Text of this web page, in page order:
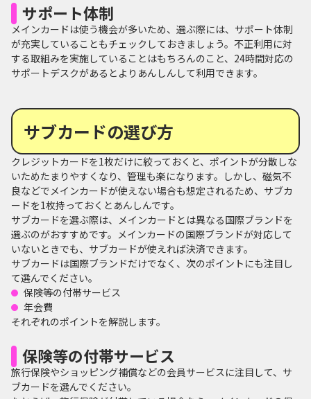
サポート体制
メインカードは使う機会が多いため、選ぶ際には、サポート体制
が充実していることもチェックしておきましょう。不正利用に対
する取組みを実施していることはもちろんのこと、24時間対応の
サポートデスクがあるとよりあんしんして利用できます。
サブカードの選び方
クレジットカードを1枚だけに絞っておくと、ポイントが分散しな
いためたまりやすくなり、管理も楽になります。しかし、磁気不
良などでメインカードが使えない場合も想定されるため、サブカ
ードを1枚持っておくとあんしんです。
サブカードを選ぶ際は、メインカードとは異なる国際ブランドを
選ぶのがおすすめです。メインカードの国際ブランドが対応して
いないときでも、サブカードが使えれば決済できます。
サブカードは国際ブランドだけでなく、次のポイントにも注目し
て選んでください。
保険等の付帯サービス
年会費
それぞれのポイントを解説します。
保険等の付帯サービス
旅行保険やショッピング補償などの会員サービスに注目して、サ
ブカードを選んでください。